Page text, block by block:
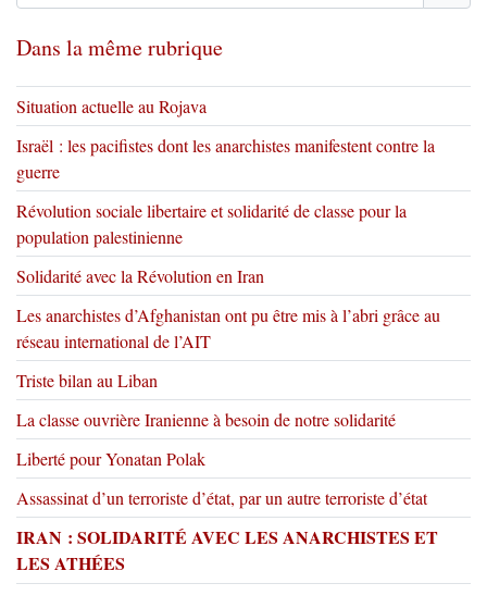
Dans la même rubrique
Situation actuelle au Rojava
Israël : les pacifistes dont les anarchistes manifestent contre la
guerre
Révolution sociale libertaire et solidarité de classe pour la
population palestinienne
Solidarité avec la Révolution en Iran
Les anarchistes d’Afghanistan ont pu être mis à l’abri grâce au
réseau international de l’AIT
Triste bilan au Liban
La classe ouvrière Iranienne à besoin de notre solidarité
Liberté pour Yonatan Polak
Assassinat d’un terroriste d’état, par un autre terroriste d’état
IRAN : SOLIDARITÉ AVEC LES ANARCHISTES ET
LES ATHÉES